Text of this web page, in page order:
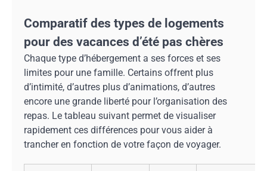
Comparatif des types de logements
pour des vacances d’été pas chères
Chaque type d’hébergement a ses forces et ses
limites pour une famille. Certains offrent plus
d’intimité, d’autres plus d’animations, d’autres
encore une grande liberté pour l’organisation des
repas. Le tableau suivant permet de visualiser
rapidement ces différences pour vous aider à
trancher en fonction de votre façon de voyager.